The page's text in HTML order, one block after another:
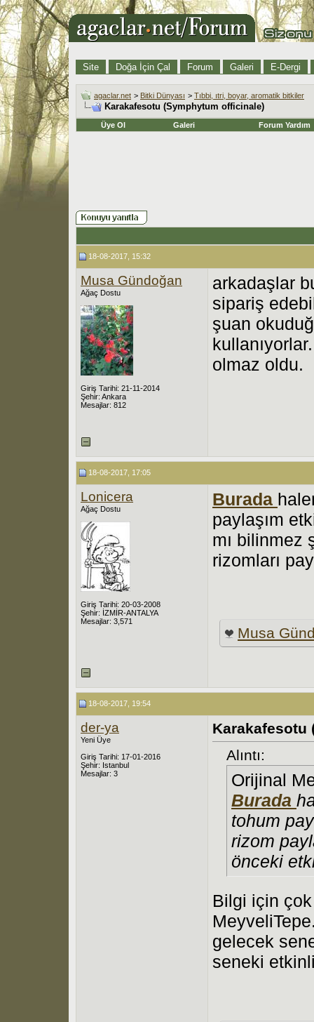
Site Doğa İçin Çal Forum Galeri E-Dergi
agaclar.net > Bitki Dünyası > Tıbbi, ıtri, boyar, aromatik bitkiler
Karakafesotu (Symphytum officinale)
Üye Ol Galeri Forum Yardım
18-08-2017, 15:32
Musa Gündoğan
Ağaç Dostu
Giriş Tarihi: 21-11-2014
Şehir: Ankara
Mesajlar: 812
arkadaşlar
sipariş
şuan
olmaz oldu.
18-08-2017, 17:05
Lonicera
Ağaç Dostu
Giriş Tarihi: 20-03-2008
Şehir: İZMİR-ANTALYA
Mesajlar: 3,571
Burada
paylaşım
mı bilinmez
rizomları
Musa
18-08-2017, 19:54
der-ya
Yeni Üye
Giriş Tarihi: 17-01-2016
Şehir: Istanbul
Mesajlar: 3
Karakafesotu
Alıntı:
Orijinal
Burada
tohum
rizom
önceki
Bilgi için
gelecek
seneki